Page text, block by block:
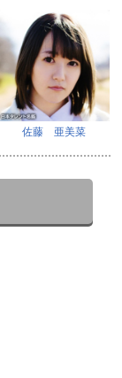
佐藤 亜美菜